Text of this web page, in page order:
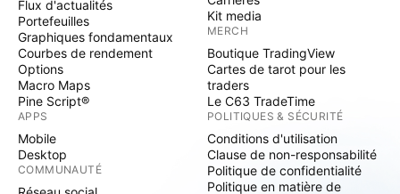
Flux d'actualités
Portefeuilles
Graphiques fondamentaux
Courbes de rendement
Options
Macro Maps
Pine Script®
APPS
Mobile
Desktop
COMMUNAUTÉ
Kit media
MERCH
Boutique TradingView
Cartes de tarot pour les
traders
Le C63 TradeTime
POLITIQUES & SÉCURITÉ
Conditions d'utilisation
Clause de non-responsabilité
Politique de confidentialité
Politique en matière de